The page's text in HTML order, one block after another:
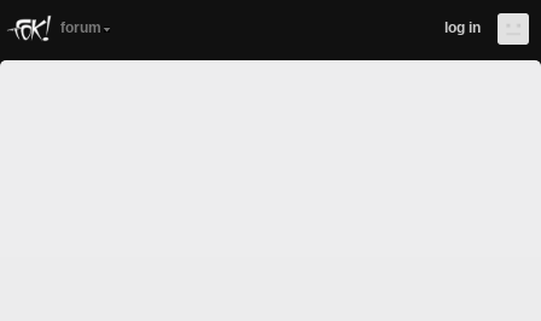
forum log in